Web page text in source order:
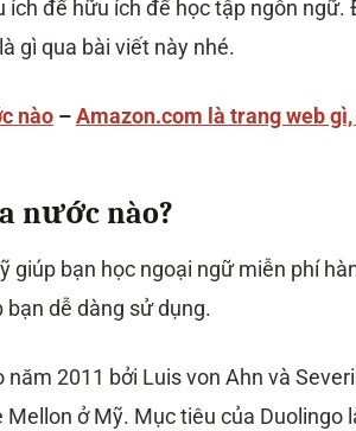
để hữu ích để học tập ngôn ngữ.
gì qua bài viết này nhé.
nào –Amazon.com là trang web
nước nào?
bạn học ngoại ngữ miễn phí
dễ dàng sử dụng.
2011 bởi Luis von Ahn và
ở Mỹ. Mục tiêu của Duolingo